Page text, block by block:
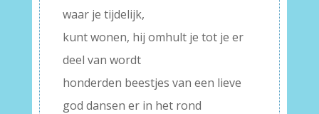
waar je tijdelijk,
kunt wonen, hij omhult je tot je er
deel van wordt
honderden beestjes van een lieve
god dansen er in het rond